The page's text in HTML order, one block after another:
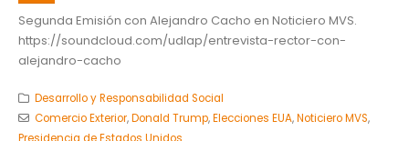
Segunda Emisión con Alejandro Cacho en Noticiero MVS.
https://soundcloud.com/udlap/entrevista-rector-con-
alejandro-cacho
Desarrollo y Responsabilidad Social
Comercio Exterior,Donald Trump,Elecciones EUA,Noticiero MVS,